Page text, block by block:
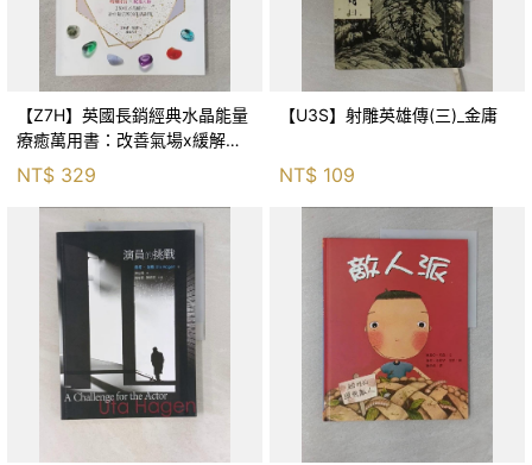
【Z7H】英國長銷經典水晶能量
療癒萬用書：改善氣場x緩解疼
痛x穩定身心x增加財富x促進人
緣，250種水晶礦石給你最完整
的生活對策_菲利
NT$ 329
【U3S】射雕英雄傳(三)_金庸
NT$ 109